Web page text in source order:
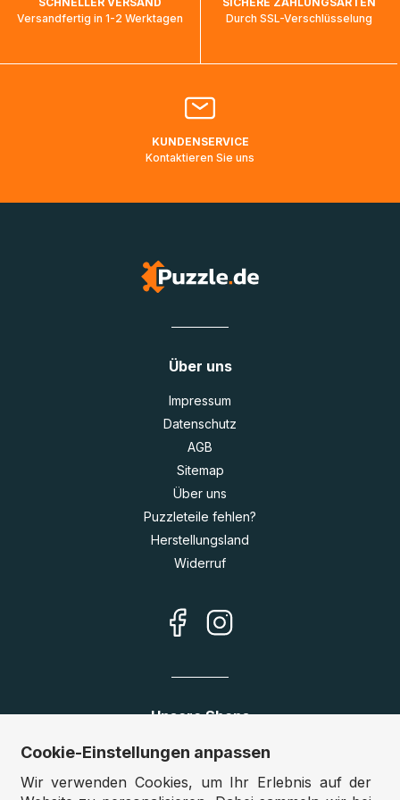
ankommen und von der dortigen Zustellorganisation weiter
bearbeitet werden.
Bitte kontaktieren Sie denKundenservicefalls Ihr Paket
Lieferadressen in Deutschland oder Europa mehrere Tage
Versandfertig in 1-2 Werktagen
Durch SSL-Verschlüsselung
KUNDENSERVICE
Kontaktieren Sie uns
Über uns
Impressum
Datenschutz
AGB
Sitemap
Über uns
Puzzleteile fehlen?
Herstellungsland
Widerruf
Unsere Shops
Deutschland: www.puzzle.de
Österreich:
www.puzzle.at
Cookie-Einstellungen anpassen
Wir verwenden Cookies, um Ihr Erlebnis auf der